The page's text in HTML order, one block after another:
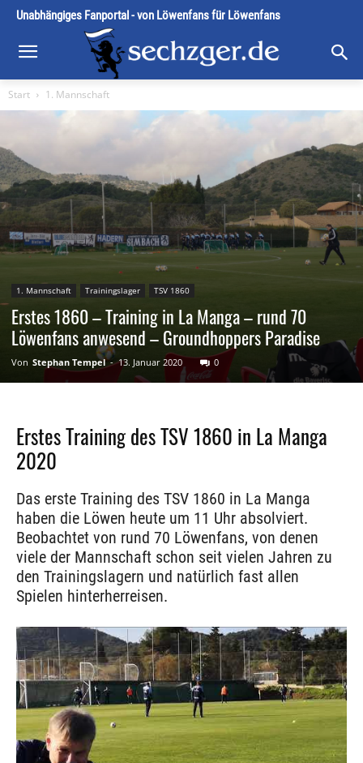
Unabhängiges Fanportal - von Löwenfans für Löwenfans
Start 1. Mannschaft
1. Mannschaft Trainingslager TSV 1860
Erstes 1860 – Training in La Manga – rund 70
Löwenfans anwesend – Groundhoppers Paradise
Von Stephan Tempel - 13. Januar 2020 0
Erstes Training des TSV 1860 in La Manga
2020
Das erste Training des TSV 1860 in La Manga
haben die Löwen heute um 11 Uhr absolviert.
Beobachtet von rund 70 Löwenfans, von denen
viele der Mannschaft schon seit vielen Jahren zu
den Trainingslagern und natürlich fast allen
Spielen hinterherreisen.